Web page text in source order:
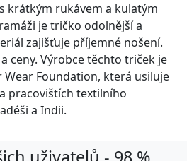
krátkým rukávem a kulatým
je tričko odolnější a
zajišťuje příjemné nošení.
ceny. Výrobce těchto triček je
Wear Foundation, která usiluje
pracovištích textilního
a Indii.